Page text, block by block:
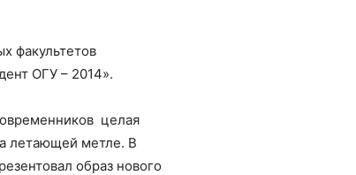
факультетов
ОГУ – 2014».
целая
летающей метле. В
образ нового